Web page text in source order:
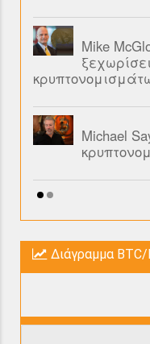
Mike
Michael
Διάγραμμα BTC/